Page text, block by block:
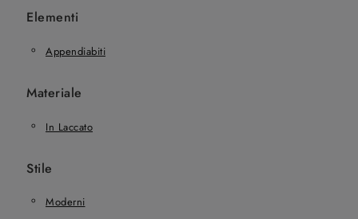
Elementi
Appendiabiti
Materiale
In Laccato
Stile
Moderni